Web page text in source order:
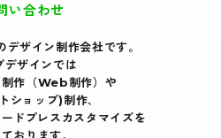
い合わせ
デザイン制作会社です｡
デザインでは
作（Web制作）や
ショップ)制作､
ドプレスカスタマイズを
おります｡